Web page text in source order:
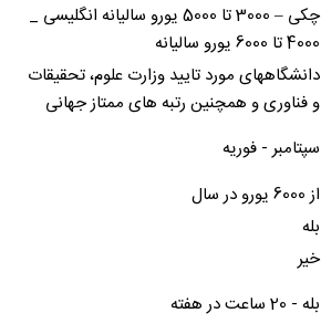
چکی – 3000 تا 5000 یورو سالیانه انگلیسی _
4000 تا 6000 یورو سالیانه
دانشگاههای مورد تایید وزارت علوم، تحقیقات
و فناوری و همچنین رتبه های ممتاز جهانی
سپتامبر - فوریه
از 6000 یورو در سال
بله
خیر
بله - 20 ساعت در هفته